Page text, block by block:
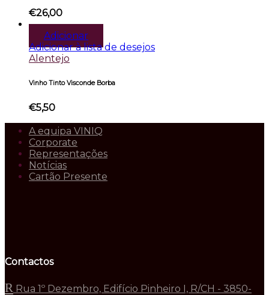
€26,00
Adicionar
Adicionar à lista de desejos
Alentejo
Vinho Tinto Visconde Borba
€5,50
A equipa VINIQ
Corporate
Representações
Notícias
Cartão Presente
Contactos
Rua 1º Dezembro, Edifício Pinheiro I, R/CH - 3850-